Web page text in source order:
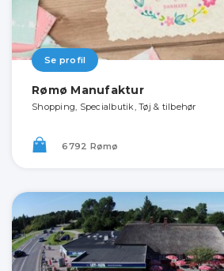
Se profil
Rømø Manufaktur
Shopping, Specialbutik, Tøj & tilbehør
6792 Rømø